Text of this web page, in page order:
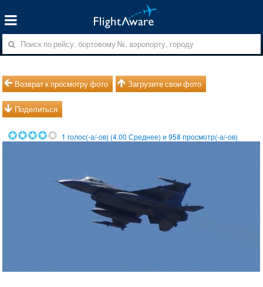
Возврат к просмотру фото Загрузите свои фото
Поделиться
1 голос(-а/-ов) (4.00 Среднее) и958 просмотр(-а/-ов)